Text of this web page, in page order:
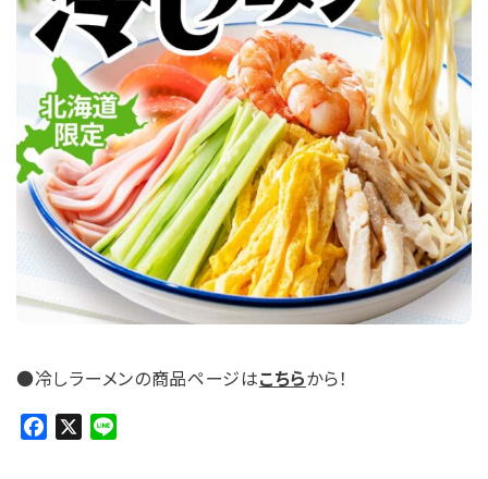
よくあるご質問
お問い合わせ
●冷しラーメンの商品ページはこちらから！